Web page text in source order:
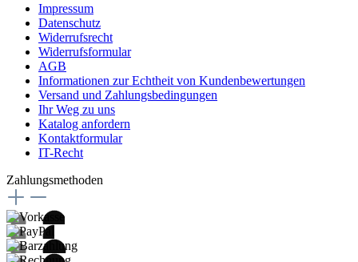
Impressum
Datenschutz
Widerrufsrecht
Widerrufsformular
AGB
Informationen zur Echtheit von Kundenbewertungen
Versand und Zahlungsbedingungen
Ihr Weg zu uns
Katalog anfordern
Kontaktformular
IT-Recht
Zahlungsmethoden